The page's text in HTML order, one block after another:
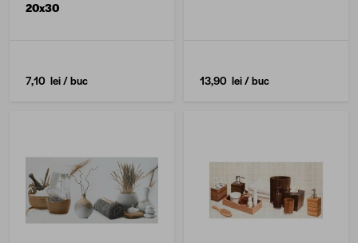
20x30
7,10 lei/ buc 13,90 lei/ buc